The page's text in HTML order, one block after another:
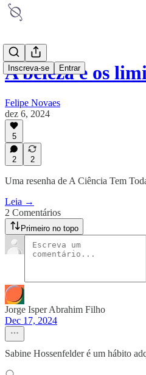
Inscreva-se Entrar
A beleza e os
Felipe Novaes
dez 6, 2024
5
2 2
Uma resenha de A Ciência Tem
Leia →
2 Comentários
Primeiro no topo
Jorge Isper Abrahim Filho
Dec 17, 2024
Sabine Hossenfelder é um hábito